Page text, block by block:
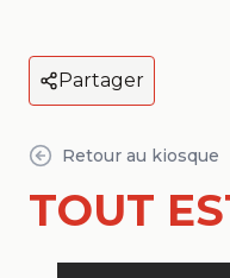
Partager
Retour au kiosque
TOUT